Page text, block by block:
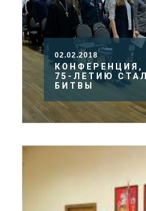
02.02.2018
КОНФЕРЕНЦИЯ,
75-ЛЕТИЮ
БИТВЫ